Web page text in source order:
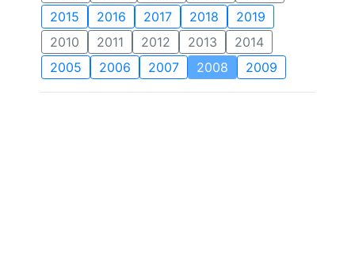
2015
2016 2017 2018
2019
2010
2011 2012 2013
2014
2005
2006 2007 2008 2009